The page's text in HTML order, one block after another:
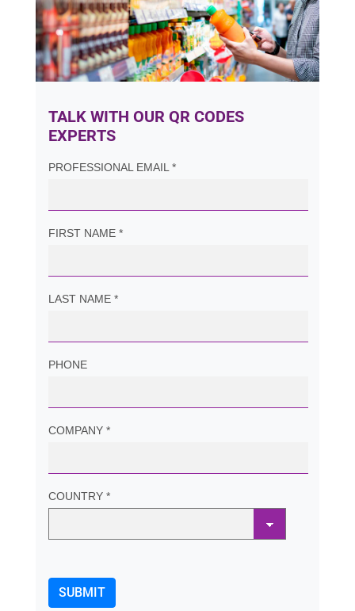
TALK WITH OUR QR CODES
EXPERTS
PROFESSIONAL EMAIL *
FIRST NAME *
LAST NAME *
PHONE
COMPANY *
COUNTRY *